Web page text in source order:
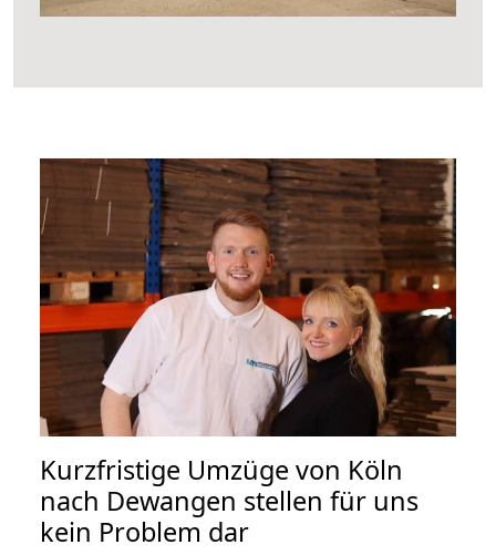
Kurzfristige Umzüge von Köln
nach Dewangen stellen für uns
kein Problem dar